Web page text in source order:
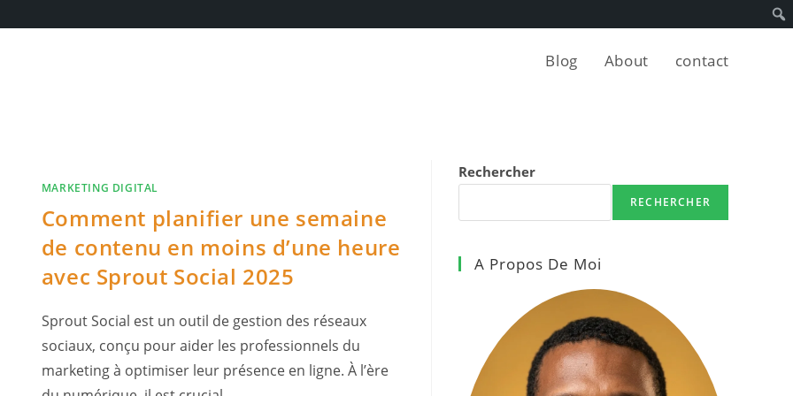
Blog About contact
MARKETING DIGITAL
Comment planifier une semaine
de contenu en moins d’une heure
avec Sprout Social 2025
Sprout Social est un outil de gestion des réseaux
sociaux, conçu pour aider les professionnels du
marketing à optimiser leur présence en ligne. À l’ère
Rechercher
RECHERCHER
A Propos De Moi